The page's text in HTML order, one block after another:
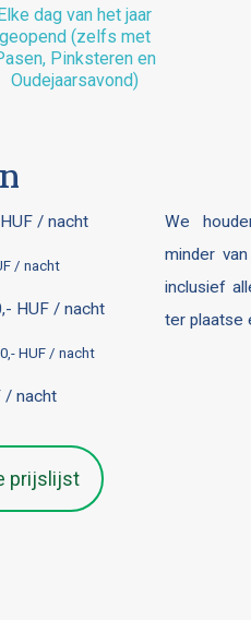
dag van het jaar
geopend (zelfs met
Pinksteren en
Oudejaarsavond)
/ nacht
/ nacht
HUF / nacht
HUF / nacht
/ nacht
We
minder
inclusief
ter plaatse
prijslijst